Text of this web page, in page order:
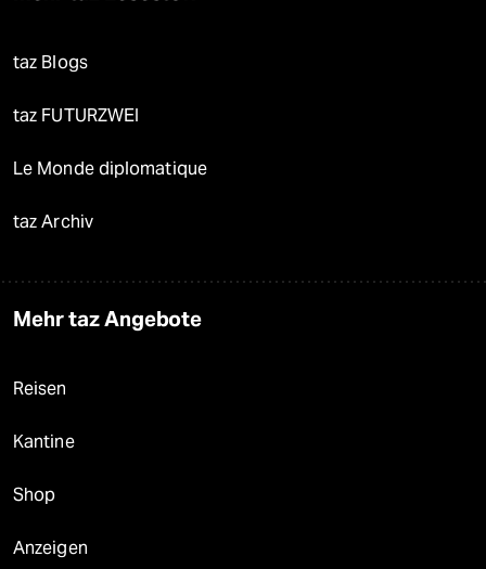
taz Blogs
taz FUTURZWEI
Le Monde diplomatique
taz Archiv
Mehr taz Angebote
Reisen
Kantine
Shop
Anzeigen